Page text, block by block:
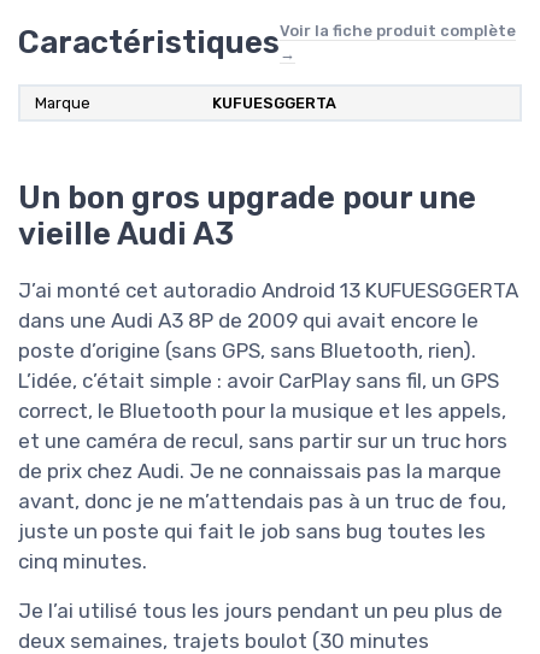
CaractéristiquesVoir la fiche produit complète
→
Marque ‎KUFUESGGERTA
Un bon gros upgrade pour une
vieille Audi A3
J’ai monté cet autoradio Android 13 KUFUESGGERTA
dans une Audi A3 8P de 2009 qui avait encore le
poste d’origine (sans GPS, sans Bluetooth, rien).
L’idée, c’était simple : avoir CarPlay sans fil, un GPS
correct, le Bluetooth pour la musique et les appels,
et une caméra de recul, sans partir sur un truc hors
de prix chez Audi. Je ne connaissais pas la marque
avant, donc je ne m’attendais pas à un truc de fou,
juste un poste qui fait le job sans bug toutes les
cinq minutes.
Je l’ai utilisé tous les jours pendant un peu plus de
deux semaines, trajets boulot (30 minutes